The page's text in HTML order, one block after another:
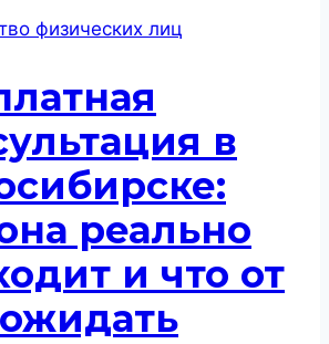
Новосибирске:
реально
процедура
и
происходит
с
физических лиц
в
реально
и что от